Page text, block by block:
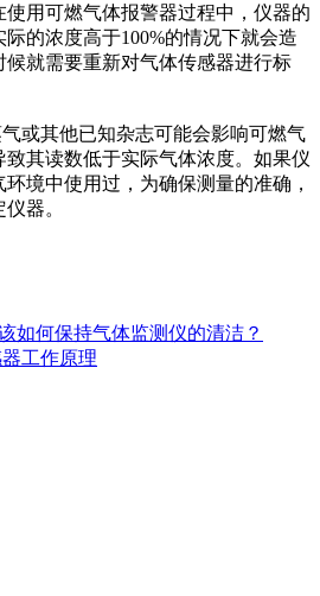
用可燃气体报警器过程中，仪器的
的浓度高于100%的情况下就会造
候就需要重新对气体传感器进行标
其他已知杂志可能会影响可燃气
其读数低于实际气体浓度。如果仪
境中使用过，为确保测量的准确，
器。
如何保持气体监测仪的清洁？
工作原理